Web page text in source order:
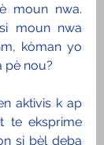
moun nwa.
moun nwa
kòman yo
pè nou?
aktivis k ap
te eksprime
si bèl deba